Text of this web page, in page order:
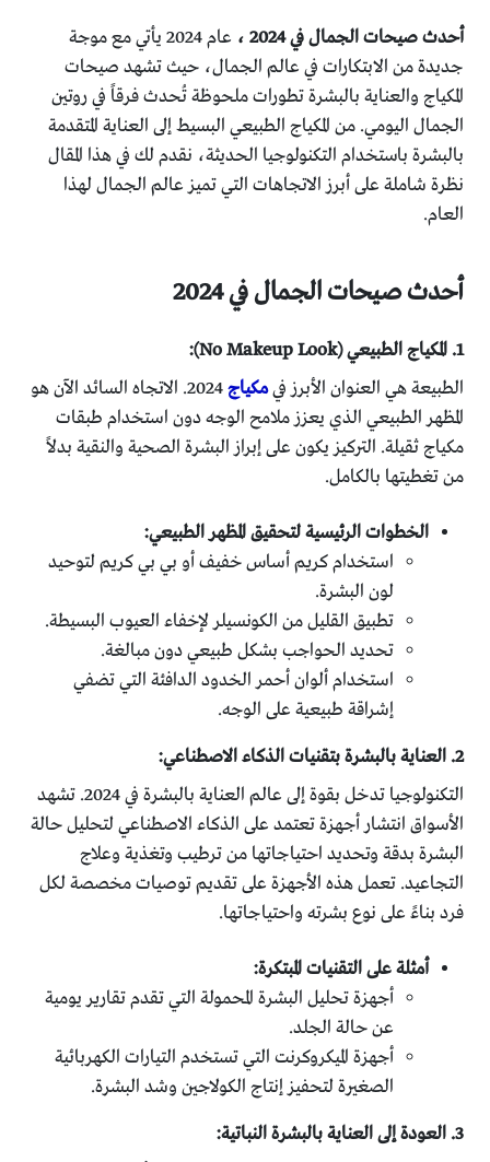
أحدث صيحات الجمال في 2024 ،
عام 2024 يأتي مع موجة
جديدة من الابتكارات في عالم الجمال، حيث تشهد صيحات
المكياج والعناية بالبشرة تطورات ملحوظة تُحدث فرقاً في روتين
الجمال اليومي. من المكياج الطبيعي البسيط إلى العناية المتقدمة
بالبشرة باستخدام التكنولوجيا الحديثة، نقدم لك في هذا المقال
نظرة شاملة على أبرز الاتجاهات التي تميز عالم الجمال لهذا
العام.
أحدث صيحات الجمال في 2024
1. المكياج الطبيعي (No Makeup Look):
الطبيعة هي العنوان الأبرز فيمكياج
2024. الاتجاه السائد الآن هو
المظهر الطبيعي الذي يعزز ملامح الوجه دون استخدام طبقات
مكياج ثقيلة. التركيز يكون على إبراز البشرة الصحية والنقية بدلاً
من تغطيتها بالكامل.
الخطوات الرئيسية لتحقيق المظهر الطبيعي:
استخدام كريم أساس خفيف أو بي بي كريم لتوحيد
لون البشرة.
تطبيق القليل من الكونسيلر لإخفاء العيوب البسيطة.
تحديد الحواجب بشكل طبيعي دون مبالغة.
استخدام ألوان أحمر الخدود الدافئة التي تضفي
إشراقة طبيعية على الوجه.
2. العناية بالبشرة بتقنيات الذكاء الاصطناعي:
التكنولوجيا تدخل بقوة إلى عالم العناية بالبشرة في 2024. تشهد
الأسواق انتشار أجهزة تعتمد على الذكاء الاصطناعي لتحليل حالة
البشرة بدقة وتحديد احتياجاتها من ترطيب وتغذية وعلاج
التجاعيد. تعمل هذه الأجهزة على تقديم توصيات مخصصة لكل
فرد بناءً على نوع بشرته واحتياجاتها.
أمثلة على التقنيات المبتكرة:
أجهزة تحليل البشرة المحمولة التي تقدم تقارير يومية
عن حالة الجلد.
أجهزة الميكروكرنت التي تستخدم التيارات الكهربائية
الصغيرة لتحفيز إنتاج الكولاجين وشد البشرة.
3. العودة إلى العناية بالبشرة النباتية: